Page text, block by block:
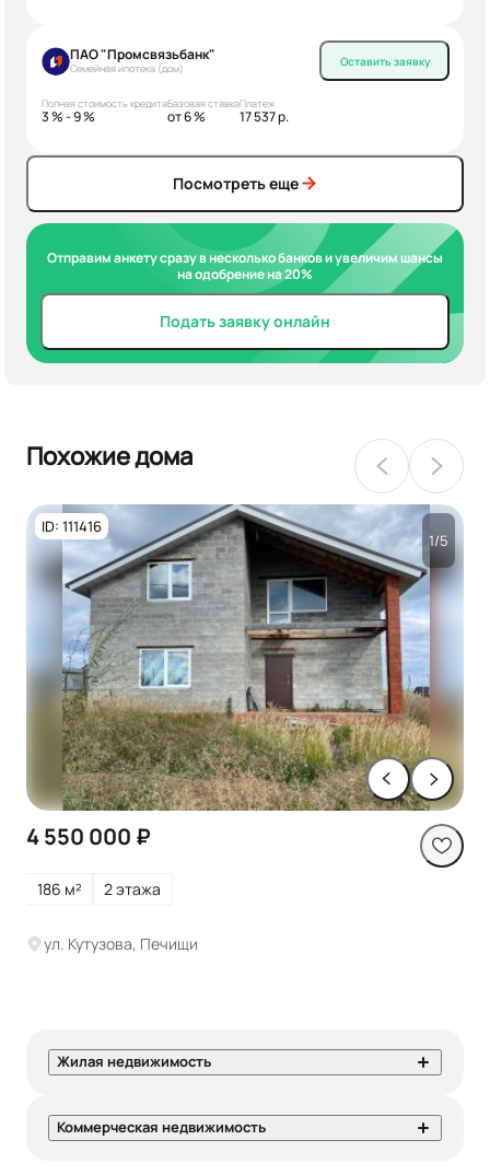
ПАО "Промсвязьбанк"
Семейная ипотека (дом)
Полная стоимость кредита
3 % - 9 %
Базовая ставка
от 6 %
Платеж
17 537 р.
Оставить заявку
Посмотреть еще
Отправим анкету сразу в несколько банков и увеличим шансы
на одобрение на 20%
Подать заявку онлайн
Похожие дома
ID: 111416
1/5
4 550 000 ₽
186 м² 2 этажа
ул. Кутузова, Печищи
Жилая недвижимость
Коммерческая недвижимость